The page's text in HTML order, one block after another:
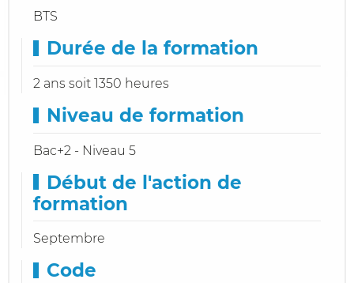
BTS
Durée de la formation
2 ans soit 1350 heures
Niveau de formation
Bac+2 - Niveau 5
Début de l'action de
formation
Septembre
Code